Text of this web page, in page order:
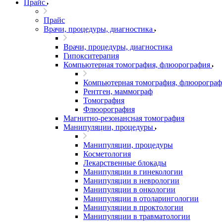
Прайс
Прайс
Врачи, процедуры, диагностика
Врачи, процедуры, диагностика
Гипокситерапия
Компьютерная томография, флюорография
Компьютерная томография,
Рентген, маммограф
Томография
Флюорография
Магнитно-резонансная томография
Манипуляции, процедуры
Манипуляции, процедуры
Косметология
Лекарственные блокады
Манипуляции в гинекологии
Манипуляции в неврологии
Манипуляции в онкологии
Манипуляции в отоларингологии
Манипуляции в проктологии
Манипуляции в травматологии